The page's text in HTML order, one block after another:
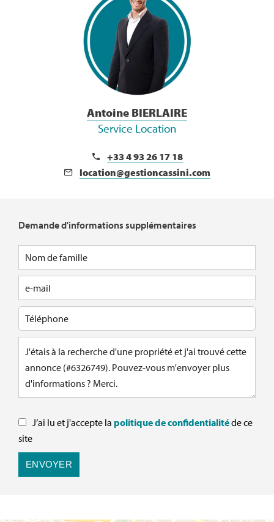
Demande d'informations supplémentaires
J’ai lu et j'accepte la politique de confidentialitéde ce
site
ENVOYER
Antoine BIERLAIRE
Service Location
+33 4 93 26 17 18
location@gestioncassini.com